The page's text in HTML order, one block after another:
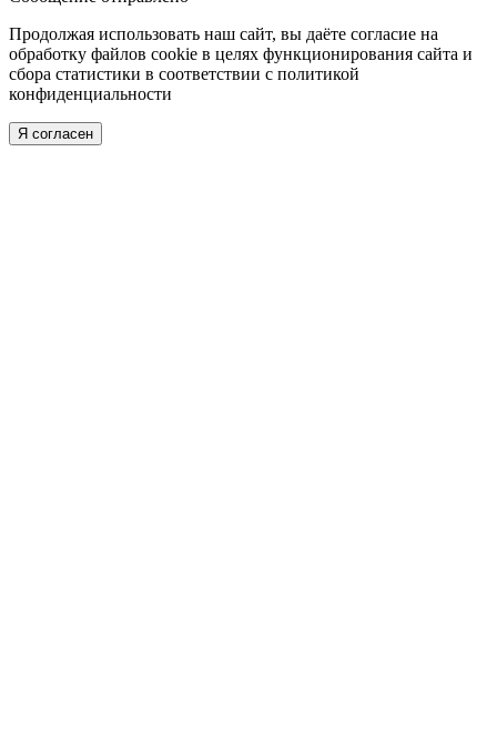
Продолжая использовать наш сайт, вы даёте согласие на
обработку файлов cookie в целях функционирования сайта и
сбора статистики в соответствии с политикой
конфиденциальности
Я согласен